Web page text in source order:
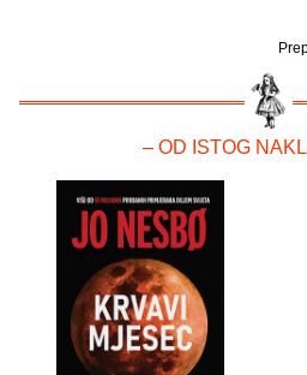
– OD ISTOG